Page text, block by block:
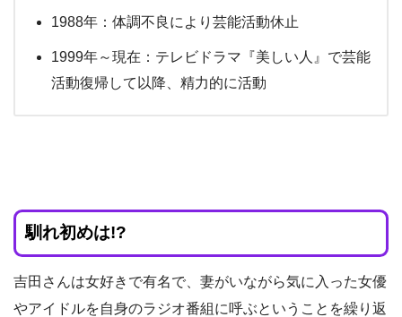
1988年：体調不良により芸能活動休止
1999年～現在：テレビドラマ『美しい人』で芸能
活動復帰して以降、精力的に活動
馴れ初めは!?
吉田さんは女好きで有名で、妻がいながら気に入った女優
やアイドルを自身のラジオ番組に呼ぶということを繰り返